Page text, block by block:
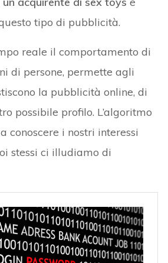
tipo di pubblicità.
reale il comportamento di
di persone, permette agli
la pubblicità online, di
possibile profilo. L’algoritmo
conoscere i nostri interessi
stessi ci illudiamo di